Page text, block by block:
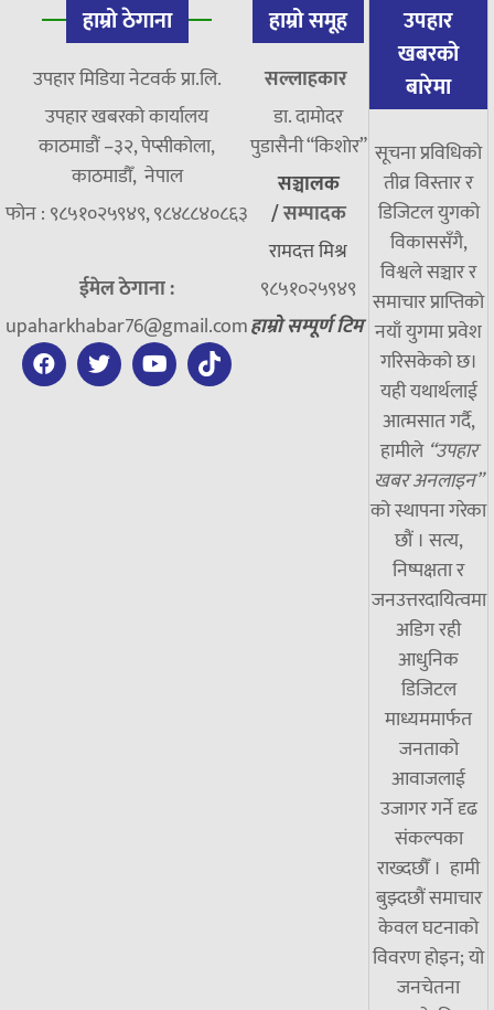
हाम्रो ठेगाना
उपहार मिडिया नेटवर्क प्रा.लि.
उपहार खबरको कार्यालय
काठमाडौं –३२, पेप्सीकोला,
काठमाडौँ, नेपाल
फोन : ९८५१०२५९४९, ९८४८८४०८६३
ईमेल ठेगाना :
upaharkhabar76@gmail.com
हाम्रो समूह
सल्लाहकार
डा. दामाेदर
पुडासैनी “किशाेर”
सञ्चालक
/सम्पादक
रामदत्त मिश्र
९८५१०२५९४९
हाम्रो सम्पूर्ण टिम
उपहार
खबरको
बारेमा
सूचना प्रविधिको
तीव्र विस्तार र
डिजिटल युगको
विकाससँगै,
विश्वले सञ्चार र
समाचार प्राप्तिको
नयाँ युगमा प्रवेश
गरिसकेको छ।
यही यथार्थलाई
आत्मसात गर्दै,
हामीले “उपहार
खबर अनलाइन”
को स्थापना गरेका
छौं । सत्य,
निष्पक्षता र
जनउत्तरदायित्वमा
अडिग रही
आधुनिक
डिजिटल
माध्यममार्फत
जनताको
आवाजलाई
उजागर गर्ने दृढ
संकल्पका
राख्दछौँ । हामी
बुझ्दछौं समाचार
केवल घटनाको
विवरण होइन; यो
जनचेतना